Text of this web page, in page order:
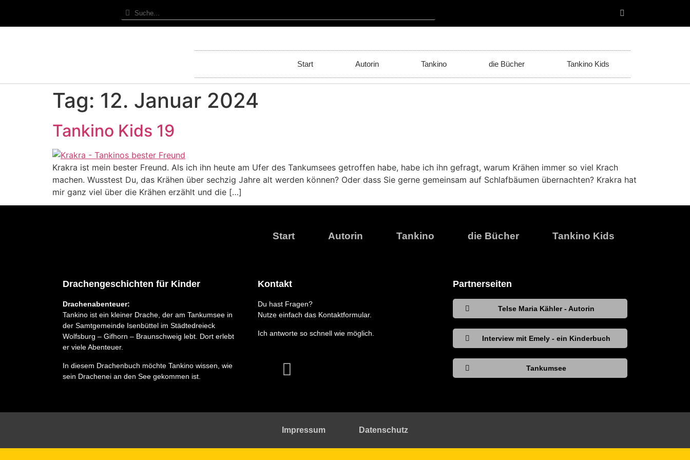
Start Autorin Tankino die Bücher Tankino Kids
Tag: 12. Januar 2024
Tankino Kids 19
Krakra ist mein bester Freund. Als ich ihn heute am Ufer des Tankumsees getroffen habe, habe ich ihn gefragt, warum Krähen immer so viel Krach
machen. Wusstest Du, das Krähen über sechzig Jahre alt werden können? Oder dass Sie gerne gemeinsam auf Schlafbäumen übernachten? Krakra hat
mir ganz viel über die Krähen erzählt und die […]
Start Autorin Tankino die Bücher Tankino Kids
Drachengeschichten für Kinder
Drachenabenteuer:
Tankino ist ein kleiner Drache, der am Tankumsee in
der Samtgemeinde Isenbüttel im Städtedreieck
Wolfsburg – Gifhorn – Braunschweig lebt. Dort erlebt
er viele Abenteuer.
In diesem Drachenbuch möchte Tankino wissen, wie
sein Drachenei an den See gekommen ist.
Kontakt
Du hast Fragen?
Nutze einfach das Kontaktformular.
Ich antworte so schnell wie möglich.
Partnerseiten
Telse Maria Kähler - Autorin
Interview mit Emely - ein Kinderbuch
Tankumsee
Impressum Datenschutz